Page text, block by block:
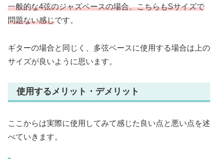
一般的な4弦のジャズベースの場合、こちらもSサイズで
問題ない感じです。
ギターの場合と同じく、多弦ベースに使用する場合は上の
サイズが良いように思います。
使用するメリット・デメリット
ここからは実際に使用してみて感じた良い点と悪い点を述
べていきます。